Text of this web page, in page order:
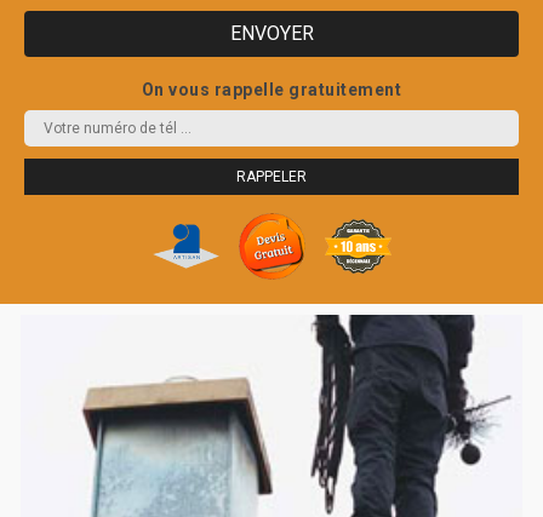
On vous rappelle gratuitement